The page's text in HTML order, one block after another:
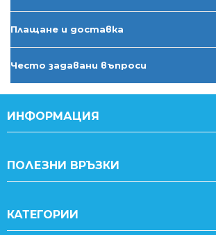
Плащане и доставка
Често задавани въпроси
ИНФОРМАЦИЯ
ПОЛЕЗНИ ВРЪЗКИ
КАТЕГОРИИ